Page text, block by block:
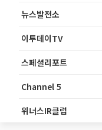
뉴스발전소
이투데이TV
스페셜리포트
Channel 5
위너스IR클럽